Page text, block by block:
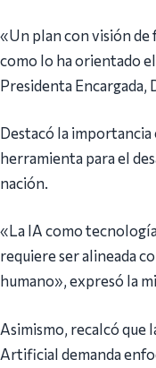
«Un plan con visión de
como lo ha orientado
Presidenta Encargada,
Destacó la importancia
herramienta para el
nación.
«La IA como
requiere ser alineada
humano», expresó la
Asimismo, recalcó que
Artificial demanda